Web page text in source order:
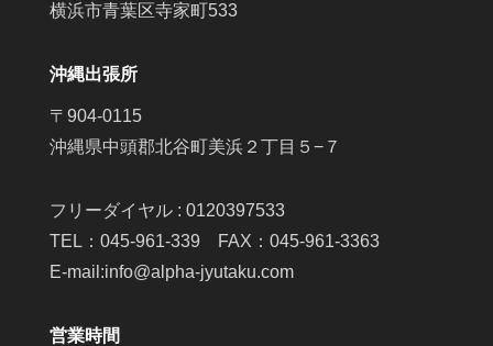
横浜市青葉区寺家町533
沖縄出張所
〒904-0115
沖縄県中頭郡北谷町美浜２丁目５−７
フリーダイヤル : 0120397533
TEL：045-961-339 FAX：045-961-3363
E-mail:info@alpha-jyutaku.com
営業時間